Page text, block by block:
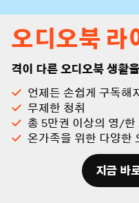
오디오북 라
격이 다른 오디오북 생활
언제든 손쉽게 구독해
무제한 청취
총 5만권 이상의 영/한
온가족을 위한 다양한
지금 바